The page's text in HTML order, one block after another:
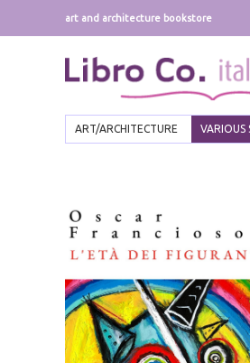
art and architecture bookstore
ART/ARCHITECTURE VARIOUS